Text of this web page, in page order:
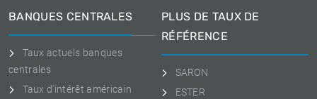
BANQUES CENTRALES
Taux actuels banques
centrales
Taux d'intérêt américain
PLUS DE TAUX DE
RÉFÉRENCE
SARON
ESTER